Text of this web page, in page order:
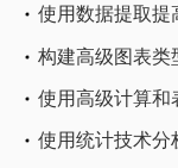
使用数据提取提
构建高级图表类
使用高级计算和
使用统计技术分